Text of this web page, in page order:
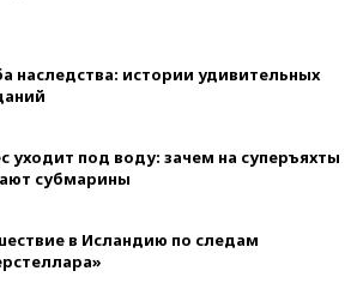
наследства: истории удивительных
уходит под воду: зачем на суперъяхты
субмарины
в Исландию по следам